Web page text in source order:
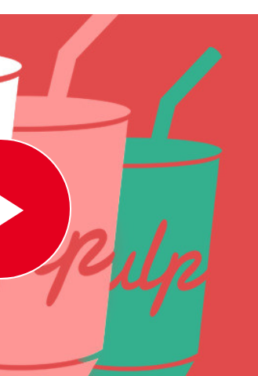
Play